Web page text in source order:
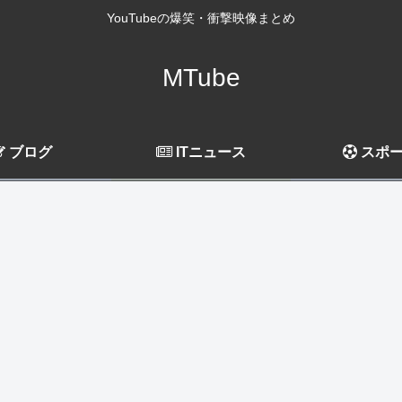
YouTubeの爆笑・衝撃映像まとめ
MTube
ブログ ITニュース スポ